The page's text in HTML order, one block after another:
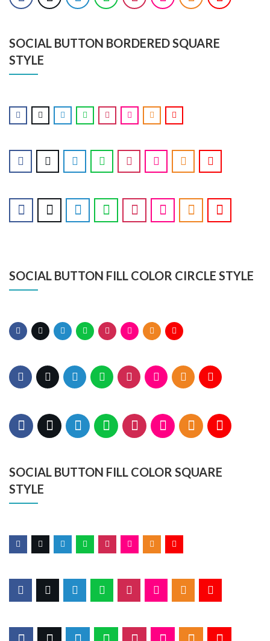
SOCIAL BUTTON BORDERED SQUARE
STYLE
SOCIAL BUTTON FILL COLOR CIRCLE STYLE
SOCIAL BUTTON FILL COLOR SQUARE
STYLE